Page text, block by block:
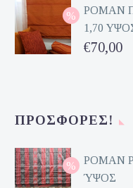
was:
€224,00.
τιμή
είναι:
ΡΟΜΑΝ
1,70
Original
€70,00
ΠΡΟΣΦΟΡΈΣ!
ΡΟΜΑΝ
ΎΨΟΣ